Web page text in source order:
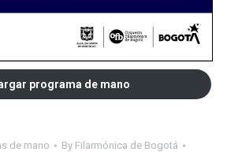
programa de mano
de mano By Filarmónica de Bogotá